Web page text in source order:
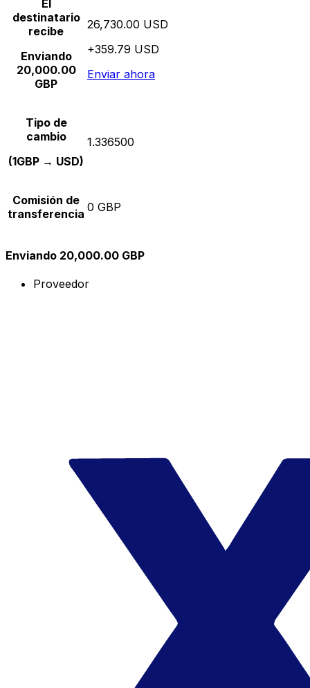
El
destinatario
recibe
Enviando
20,000.00
GBP
26,730.00 USD
+359.79 USD
Enviar ahora
Tipo de
cambio
(1GBP → USD)
1.336500
Comisión de
transferencia 0 GBP
Enviando 20,000.00 GBP
Proveedor